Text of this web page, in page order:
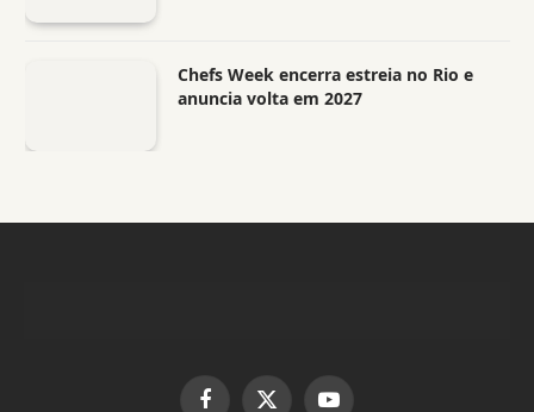
Chefs Week encerra estreia no Rio e
anuncia volta em 2027